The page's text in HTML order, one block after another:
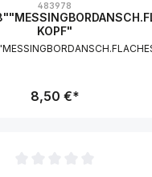
483978
KOPF"
8,50 €*